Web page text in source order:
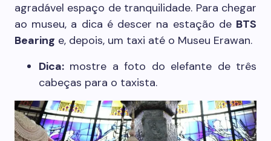
agradável espaço de tranquilidade. Para chegar
ao museu, a dica é descer na estação de BTS
Bearing e, depois, um taxi até o Museu Erawan.
Dica: mostre a foto do elefante de três
cabeças para o taxista.